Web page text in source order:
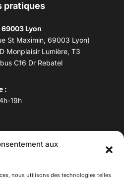
aux
nous utilisons des technologies telles
pratiques
Lyon
St Maximin, 69003 Lyon)
Monplaisir Lumière, T3
C16 Dr Rebatel
:
19h
06 40